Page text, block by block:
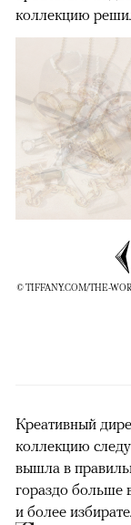
коллекцию
© TIFFANY.COM/THE-
Креативный
коллекцию
вышла в
гораздо больше
и более